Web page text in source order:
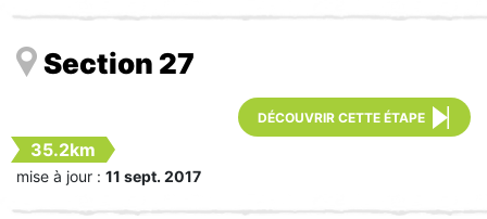
Section 27
DÉCOUVRIR CETTE ÉTAPE
35.2km
mise à jour : 11 sept. 2017